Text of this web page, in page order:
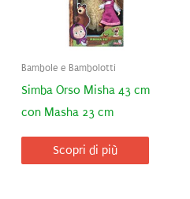
Bambole e Bambolotti
Simba Orso Misha 43 cm
con Masha 23 cm
Scopri di più